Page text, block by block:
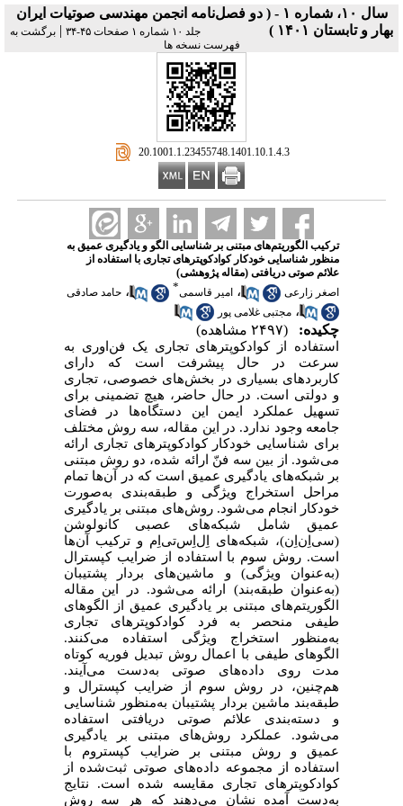
سال ۱۰، شماره ۱ - ( دو فصل‌نامه انجمن مهندسی صوتیات ايران
بهار و تابستان ۱۴۰۱ )
جلد ۱۰ شماره ۱ صفحات ۴۵-۳۴ | برگشت به
فهرست نسخه ها
‎ 20.1001.1.23455748.1401.10.1.4.3
ترکیب الگوریتم‌های مبتنی بر شناسایی الگو و یادگیری عمیق به
منظور شناسایی خودکار کوادکوپترهای تجاری با استفاده از
علائم صوتی دریافتی (مقاله پژوهشی)
اصغر زارعی
، امیر قاسمی* ، حامد صادقی
، مجتبی غلامی پور
چکیده: (۲۴۹۷ مشاهده)
استفاده از کوادکوپترهای تجاری یک فن‌اوری به
سرعت در حال پیشرفت است که دارای
کاربردهای بسیاری در بخش‌های خصوصی، تجاری
و دولتی است. در حال حاضر، هیچ تضمینی برای
تسهیل عملکرد ایمن این دستگاه‌ها در فضای
جامعه وجود ندارد. در این مقاله، سه روش مختلف
برای شناسایی خودکار کوادکوپترهای تجاری ارائه
می‌شود. از بین سه فنّ ارائه شده، دو روش مبتنی
بر شبکه‌های یادگیری عمیق است که در آن‌ها تمام
مراحل استخراج ویژگی و طبقه‌بندی به‌صورت
خودکار انجام می‌شود. روش‌های مبتنی بر یادگیری
عمیق شامل شبکه‌های عصبی کانولوشن
(سی‌اِن‌اِن)، شبکه‌های اِل‌اِس‌تی‌اِم و ترکیب آن‌ها
است. روش سوم با استفاده از ضرایب کپسترال
(به‌عنوان ویژگی) و ماشین‌های بردار پشتیبان
(به‌عنوان طبقه‌بند) ارائه می‌شود. در این مقاله
الگوریتم‌های مبتنی بر یادگیری عمیق از الگوهای
طیفی منحصر به فرد کوادکوپترهای تجاری
به‌منظور استخراج ویژگی استفاده می‌کنند.
الگوهای طیفی با اعمال روش تبدیل فوریه کوتاه
مدت روی داده‌های صوتی به‌دست می‌آیند.
هم‌چنین، در روش سوم از ضرایب کپسترال و
طبقه‌بند ماشین بردار پشتیبان به‌منظور شناسایی
و دسته‌بندی علائم صوتی دریافتی استفاده
می‌شود. عملکرد روش‌های مبتنی بر یادگیری
عمیق و روش مبتنی بر ضرایب کپستروم با
استفاده از مجموعه داده‌های صوتی ثبت‌شده از
کوادکوپترهای تجاری مقایسه شده است. نتایج
به‌دست آمده نشان می‌دهند که هر سه روش